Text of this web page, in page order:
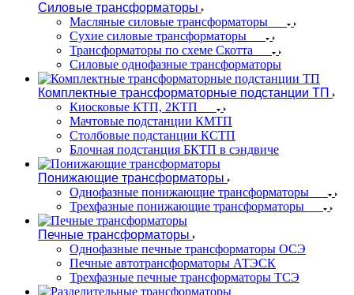
Силовые трансформаторы
Масляные силовые трансформаторы
Сухие силовые трансформаторы
Трансформаторы по схеме Скотта
Силовые однофазные трансформаторы
Комплектные трансформаторные подстанции ТП
Киосковые КТП, 2КТП
Мачтовые подстанции КМТП
Столбовые подстанции КСТП
Блочная подстанция БКТП в сэндвиче
Понижающие трансформаторы
Однофазные понижающие трансформаторы
Трехфазные понижающие трансформаторы
Печные трансформаторы
Однофазные печные трансформаторы ОСЭ
Печные автотрансформаторы АТЭСК
Трехфазные печные трансформаторы ТСЭ